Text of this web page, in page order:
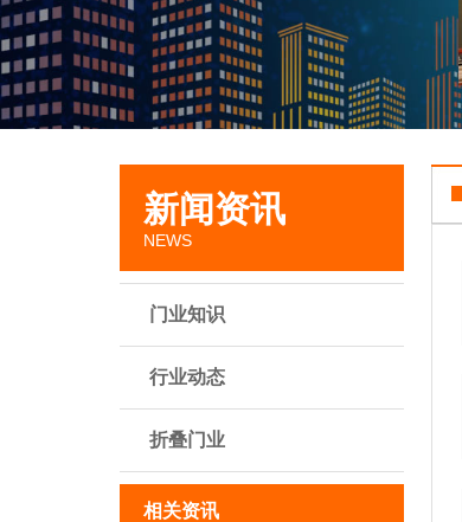
新闻资讯
NEWS
门业知识
行业动态
折叠门业
相关资讯